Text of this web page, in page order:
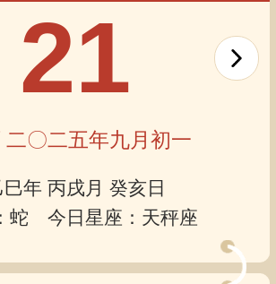
21
二〇二五年九月初一
巳年 丙戌月 癸亥日
蛇 今日星座：天秤座